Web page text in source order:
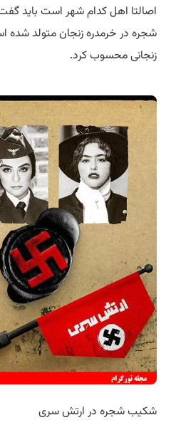
اصالتا اهل کدام شهر است باید
شجره در خرمدره زنجان متولد شده
زنجانی محسوب کرد.
شکیب شجره در ارتش سری